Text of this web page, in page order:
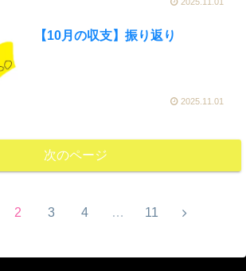
【10月の収支】振り返り
2025.11.01
次のページ
2 3 4 … 11